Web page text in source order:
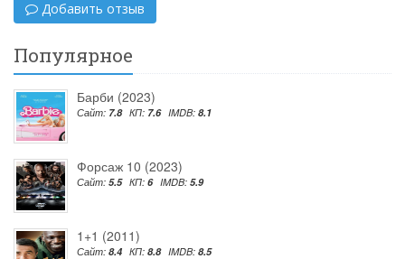
Добавить отзыв
Популярное
Барби (2023)
Сайт: 7.8 КП: 7.6 IMDB: 8.1
Форсаж 10 (2023)
Сайт: 5.5 КП: 6 IMDB: 5.9
1+1 (2011)
Сайт: 8.4 КП: 8.8 IMDB: 8.5